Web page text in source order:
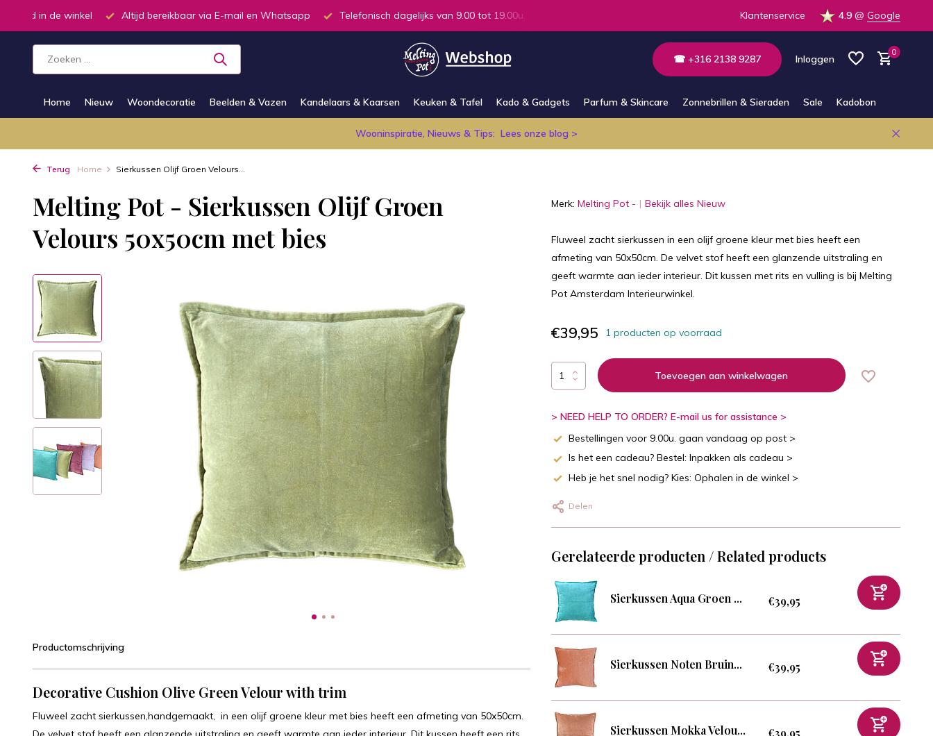
in de winkel Altijd bereikbaar via E-mail en Whatsapp Telefonisch dagelijks van 9.00 tot 19.00u. Klantenservice 4.9 @ Google
☎ +316 2138 9287 Inloggen
0
Home Nieuw Woondecoratie Beelden & Vazen Kandelaars & Kaarsen Keuken & Tafel Kado & Gadgets Parfum & Skincare Zonnebrillen & Sieraden Sale Kadobon
Wooninspiratie, Nieuws & Tips: Lees onze blog >
Terug Home Sierkussen Olijf Groen Velours...
Melting Pot - Sierkussen Olijf Groen
Velours 50x50cm met bies
Productomschrijving
Decorative Cushion Olive Green Velour with trim
Fluweel zacht sierkussen,handgemaakt, in een olijf groene kleur met bies heeft een afmeting van 50x50cm.
Merk: Melting Pot - Bekijk alles Nieuw
Fluweel zacht sierkussen in een olijf groene kleur met bies heeft een
afmeting van 50x50cm. De velvet stof heeft een glanzende uitstraling en
geeft warmte aan ieder interieur. Dit kussen met rits en vulling is bij Melting
Pot Amsterdam Interieurwinkel.
€39,95 1 producten op voorraad
Toevoegen aan winkelwagen
> NEED HELP TO ORDER? E-mail us for assistance >
Bestellingen voor 9.00u. gaan vandaag op post >
Is het een cadeau? Bestel: Inpakken als cadeau >
Heb je het snel nodig? Kies: Ophalen in de winkel >
Delen
Gerelateerde producten / Related products
Sierkussen Aqua Groen ... €39,95
Sierkussen Noten Bruin... €39,95
Sierkussen Mokka Velou...